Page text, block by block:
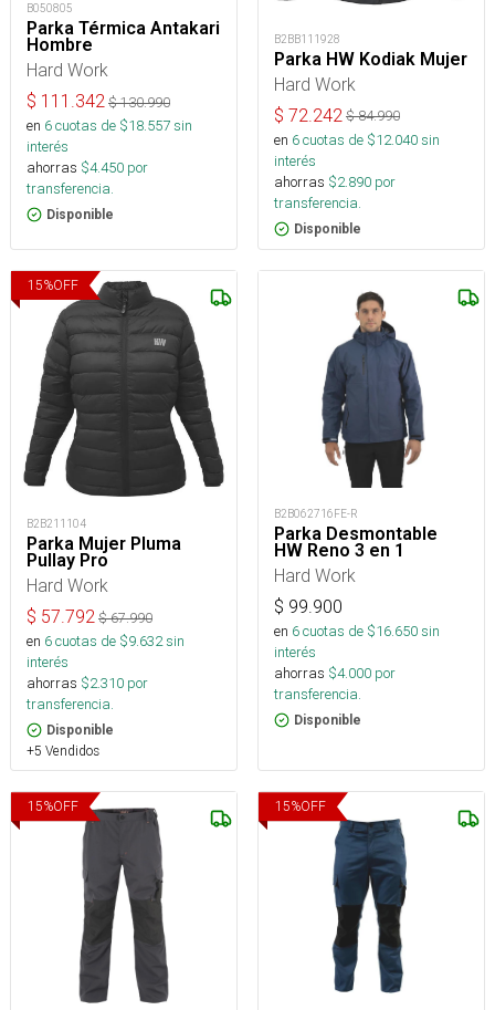
B050805
Parka Térmica Antakari
Hombre
Hard Work
$ 111.342 $130.990
en 6cuotas de $18.557sin
interés
ahorras $4.450 por
transferencia.
Disponible
B2BB111928
Parka HW Kodiak Mujer
Hard Work
$ 72.242 $84.990
en 6cuotas de $12.040sin
interés
ahorras $2.890 por
transferencia.
Disponible
15%OFF
B2B211104
Parka Mujer Pluma
Pullay Pro
Hard Work
$ 57.792 $67.990
en 6cuotas de $9.632sin
interés
ahorras $2.310 por
transferencia.
Disponible
+5 Vendidos
B2B062716FE-R
Parka Desmontable
HW Reno 3 en 1
Hard Work
$ 99.900
en 6cuotas de $16.650sin
interés
ahorras $4.000 por
transferencia.
Disponible
15%OFF 15%OFF